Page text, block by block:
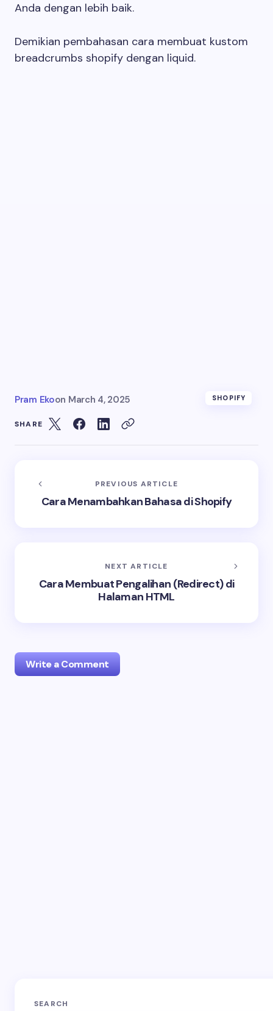
Anda dengan lebih baik.
Demikian pembahasan cara membuat kustom
breadcrumbs shopify dengan liquid.
Pram Ekoon March 4, 2025 SHOPIFY
SHARE
PREVIOUS ARTICLE
Cara Menambahkan Bahasa di Shopify
NEXT ARTICLE
Cara Membuat Pengalihan (Redirect) di
Halaman HTML
Write a Comment
SEARCH